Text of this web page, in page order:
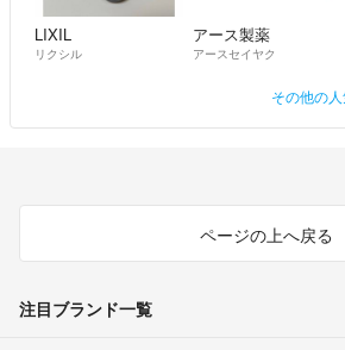
LIXIL
リクシル
アース製薬
アースセイヤク
その他の
ページの上へ戻る
注目ブランド一覧